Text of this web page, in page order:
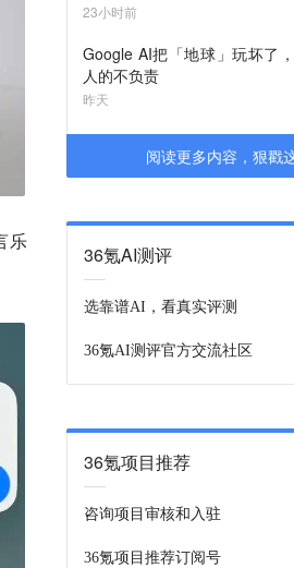
乐
23小时前
Google AI把「地球」玩坏了
人的不负责
昨天
阅读更多内容，狠戳
36氪AI测评
选靠谱AI，看真实评测
36氪AI测评官方交流社区
36氪项目推荐
咨询项目审核和入驻
36氪项目推荐订阅号